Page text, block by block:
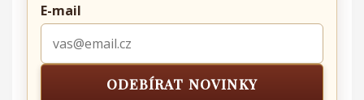
E-mail
ODEBÍRAT NOVINKY